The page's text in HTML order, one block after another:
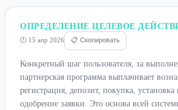
ОПРЕДЕЛЕНИЕ ЦЕЛЕВОЕ
🕒 15 апр 2026 📋 Скопировать
Конкретный шаг пользователя, за
партнерская программа выплачивает
регистрация, депозит, покупка,
одобрение заявки. Это основа всей